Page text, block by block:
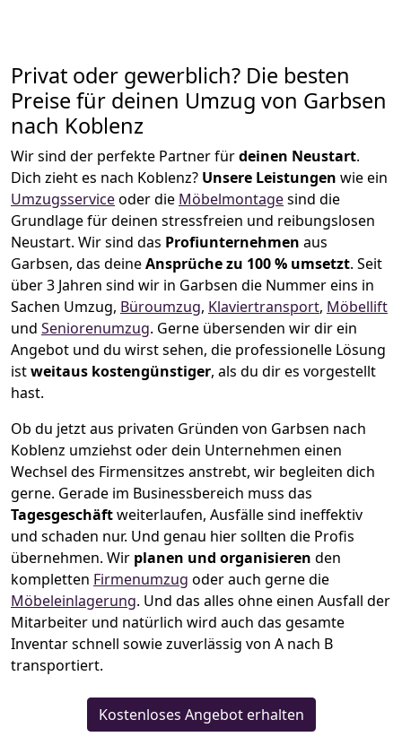
Privat oder gewerblich? Die besten
Preise für deinen Umzug von Garbsen
nach Koblenz
Wir sind der perfekte Partner fürdeinen Neustart.
Dich zieht es nach Koblenz? Unsere Leistungen wie ein
Umzugsserviceoder die Möbelmontagesind die
Grundlage für deinen stressfreien und reibungslosen
Neustart. Wir sind das Profiunternehmen aus
Garbsen, das deineAnsprüche zu 100 % umsetzt. Seit
über 3 Jahren sind wir in Garbsen die Nummer eins in
Sachen Umzug, Büroumzug, Klaviertransport, Möbellift
und Seniorenumzug. Gerne übersenden wir dir ein
Angebot und du wirst sehen, die professionelle Lösung
istweitaus kostengünstiger, als du dir es vorgestellt
hast.
Ob du jetzt aus privaten Gründen von Garbsen nach
Koblenz umziehst oder dein Unternehmen einen
Wechsel des Firmensitzes anstrebt, wir begleiten dich
gerne. Gerade im Businessbereich muss das
Tagesgeschäftweiterlaufen, Ausfälle sind ineffektiv
und schaden nur. Und genau hier sollten die Profis
übernehmen. Wir planen und organisieren den
kompletten Firmenumzug oder auch gerne die
Möbeleinlagerung. Und das alles ohne einen Ausfall der
Mitarbeiter und natürlich wird auch das gesamte
Inventar schnell sowie zuverlässig von A nach B
transportiert.
Kostenloses Angebot erhalten